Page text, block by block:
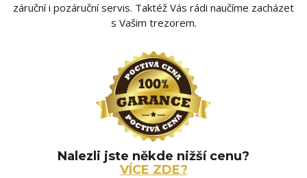
záruční i pozáruční servis. Taktéž Vás rádi naučíme zacházet
s Vašim trezorem.
Nalezli jste někde nižší cenu?
VÍCE ZDE?